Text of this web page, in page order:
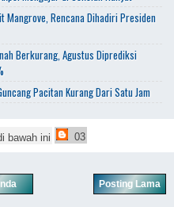
Mangrove, Rencana Dihadiri Presiden
Berkurang, Agustus Diprediksi
Pacitan Kurang Dari Satu Jam
bawah ini 03
Posting Lama